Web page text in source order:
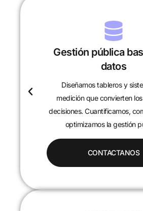
Gestión pública
datos
Diseñamos tableros y
medición que convierten
decisiones. Cuantificamos,
optimizamos la gestión
CONTACTANOS